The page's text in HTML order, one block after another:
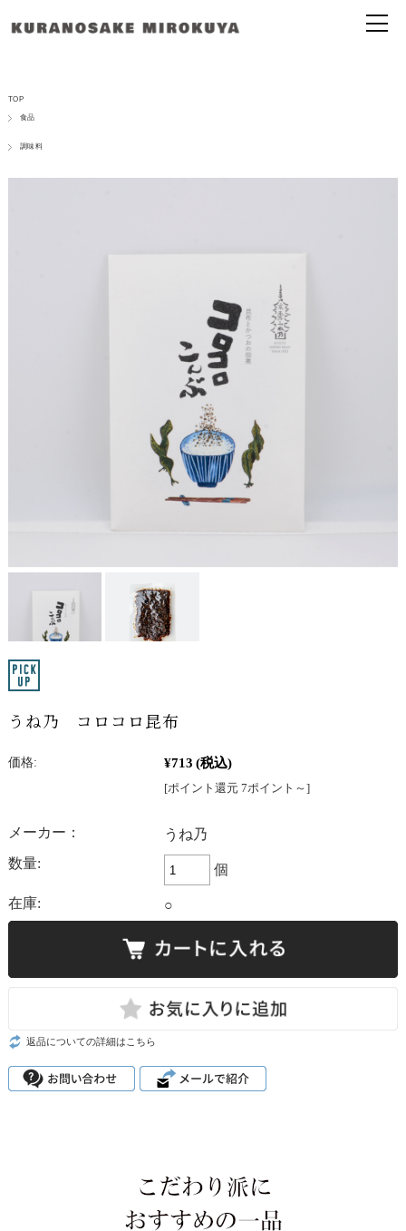
TOP
食品
調味料
うね乃 コロコロ昆布
価格: ¥713 (税込)
[ポイント還元 7ポイント～]
メーカー：
うね乃
数量:
個
在庫: ○
返品についての詳細はこちら